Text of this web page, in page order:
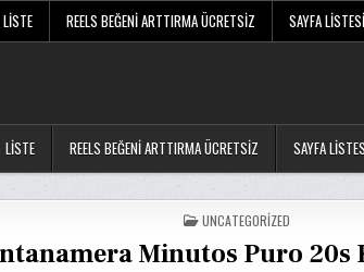
LISTE REELS BEĞENI ARTTIRMA ÜCRETSIZ SAYFA LISTESI
LISTE REELS BEĞENI ARTTIRMA ÜCRETSIZ SAYFA
POSTED
IN
UNCATEGORIZED
Minutos Puro 20s